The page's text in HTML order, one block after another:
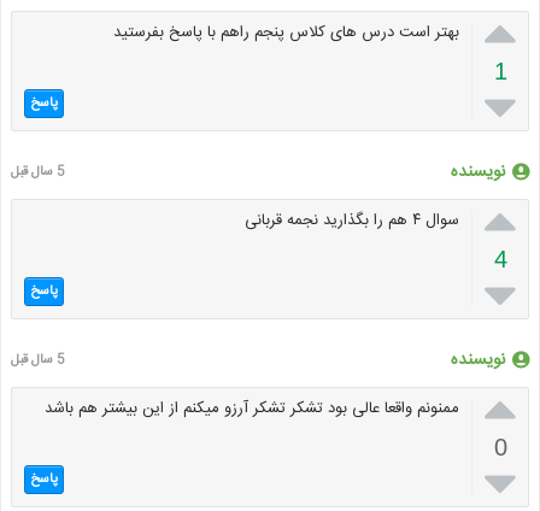

1

بهتر است درس های کلاس پنجم راهم با پاسخ بفرستید
پاسخ
نویسنده 5 سال قبل

4

سوال ۴ هم را بگذارید نجمه قربانی
پاسخ
نویسنده 5 سال قبل

0

ممنونم واقعا عالی بود تشکر تشکر آرزو میکنم از این بیشتر هم باشد
پاسخ